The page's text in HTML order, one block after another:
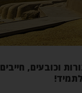
וכובעים, חייבים